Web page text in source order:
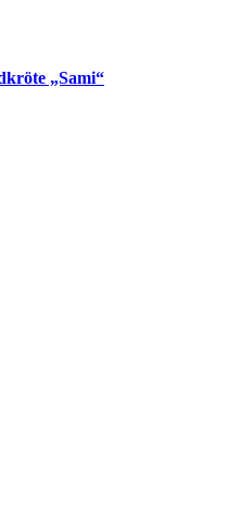
„Sami“